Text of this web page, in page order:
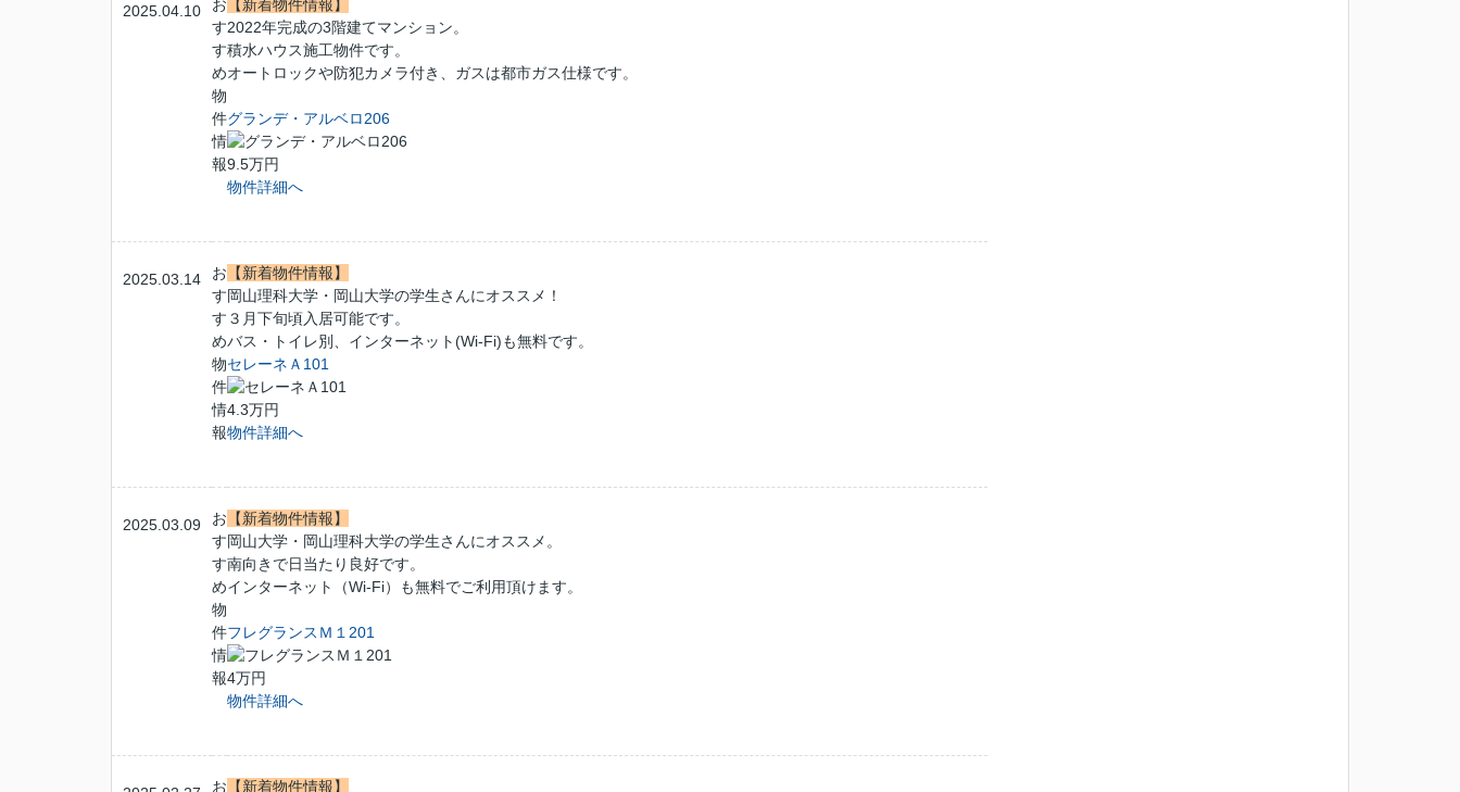
2025.04.10
お
す
す
め
物
件
情
報
【新着物件情報】
2022年完成の3階建てマンション。
積水ハウス施工物件です。
オートロックや防犯カメラ付き、ガスは都市ガス仕様です。
グランデ・アルベロ206
9.5万円
物件詳細へ
2025.03.14
お
す
す
め
物
件
情
報
【新着物件情報】
岡山理科大学・岡山大学の学生さんにオススメ！
３月下旬頃入居可能です。
バス・トイレ別、インターネット(Wi-Fi)も無料です。
セレーネＡ101
4.3万円
物件詳細へ
2025.03.09
お
す
す
め
物
件
情
報
【新着物件情報】
岡山大学・岡山理科大学の学生さんにオススメ。
南向きで日当たり良好です。
インターネット（Wi-Fi）も無料でご利用頂けます。
フレグランスＭ１201
4万円
物件詳細へ
お 【新着物件情報】